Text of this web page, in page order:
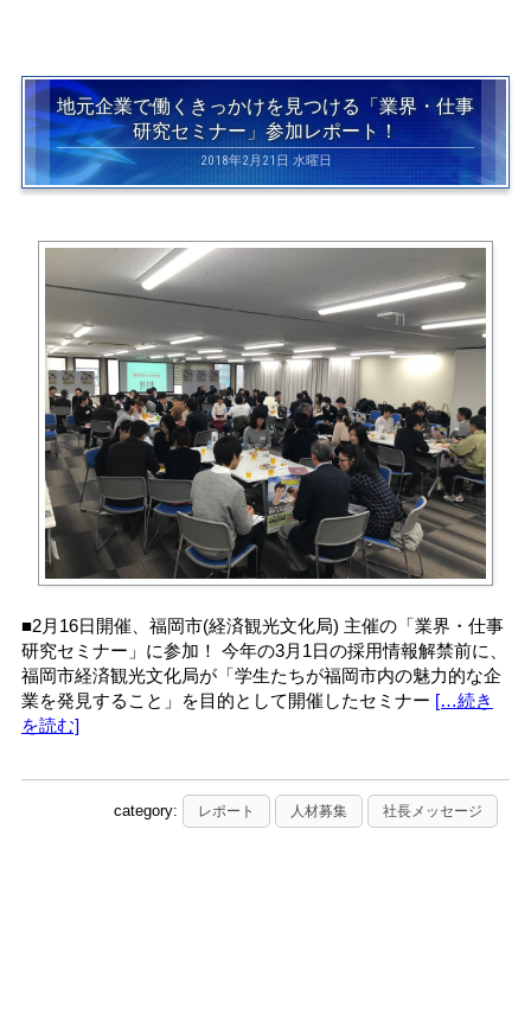
地元企業で働くきっかけを見つける「業界・仕事
研究セミナー」参加レポート！
2018年2月21日 水曜日
■2月16日開催、福岡市(経済観光文化局) 主催の「業界・仕事
研究セミナー」に参加！ 今年の3月1日の採用情報解禁前に、
福岡市経済観光文化局が「学生たちが福岡市内の魅力的な企
業を発見すること」を目的として開催したセミナー […続き
を読む]
category: レポート 人材募集 社長メッセージ